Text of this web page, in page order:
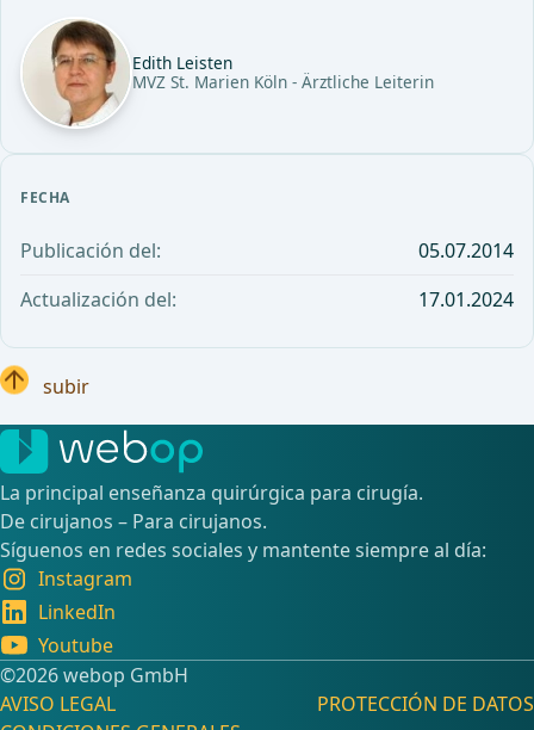
Edith Leisten
MVZ St. Marien Köln - Ärztliche Leiterin
FECHA
Publicación del:
05.07.2014
Actualización del:
17.01.2024
subir
La principal enseñanza quirúrgica para cirugía.
De cirujanos – Para cirujanos.
Síguenos en redes sociales y mantente siempre al día:
Instagram
LinkedIn
Youtube
©️2026 webop GmbH
AVISO LEGAL
PROTECCIÓN DE DATOS